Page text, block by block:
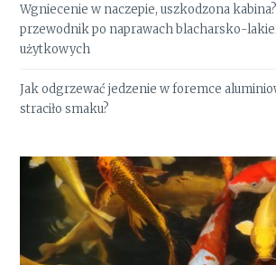
Wgniecenie w naczepie, uszkodzona
przewodnik po naprawach blacharsko-
użytkowych
Jak odgrzewać jedzenie w foremce
straciło smaku?